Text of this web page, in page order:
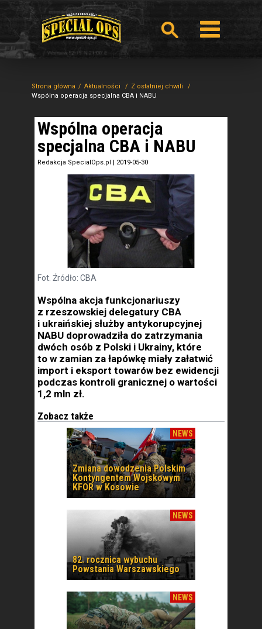
Strona główna Aktualności
Z ostatniej chwili
Wspólna operacja specjalna CBA i NABU
Wspólna operacja
specjalna CBA i NABU
Redakcja SpecialOps.pl | 2019-05-30
Fot. Źródło: CBA
Wspólna akcja funkcjonariuszy
z rzeszowskiej delegatury CBA
i ukraińskiej służby antykorupcyjnej
NABU doprowadziła do zatrzymania
dwóch osób z Polski i Ukrainy, które
to w zamian za łapówkę miały załatwić
import i eksport towarów bez ewidencji
podczas kontroli granicznej o wartości
1,2 mln zł.
Zobacz także
NEWS
Zmiana dowodzenia Polskim
Kontyngentem Wojskowym
KFOR w Kosowie
NEWS
82. rocznica wybuchu
Powstania Warszawskiego
NEWS